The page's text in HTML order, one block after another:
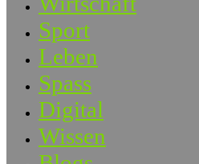
Sport
Leben
Spass
Digital
Wissen